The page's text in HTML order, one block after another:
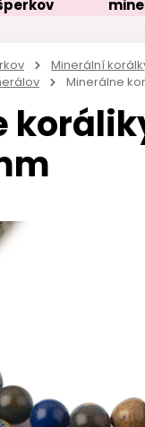
Minerální
Minerálne